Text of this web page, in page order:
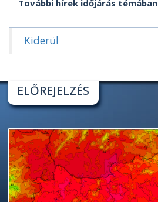
További hírek időjárás témában
Kiderül
ELŐREJELZÉS